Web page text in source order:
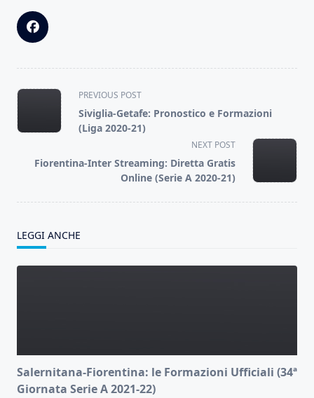
<span
class="nav-
subtitle
reader-
PREVIOUS POST
Siviglia-Getafe: Pronostico e Formazioni
(Liga 2020-21)
NEXT POST
Fiorentina-Inter Streaming: Diretta Gratis
Online (Serie A 2020-21)
LEGGI ANCHE
Salernitana-Fiorentina: le Formazioni Ufficiali (34ª
Giornata Serie A 2021-22)